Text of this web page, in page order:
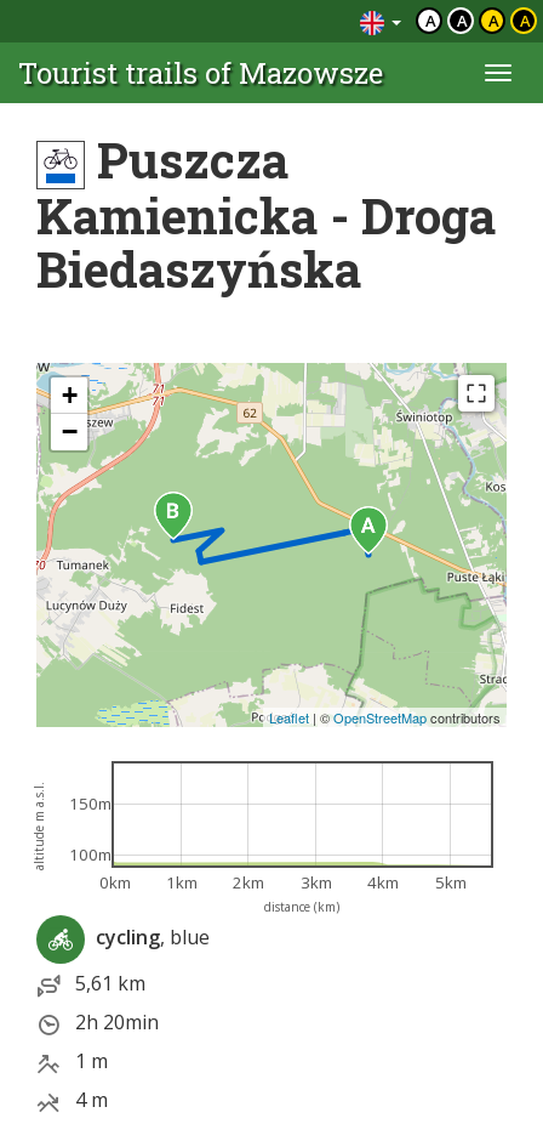
A A A A
Tourist trails of Mazowsze
Puszcza
Kamienicka - Droga
Biedaszyńska
+
−
Leaflet | ©OpenStreetMapcontributors
distance (km)
altitude m a.s.l.
0km 1km 2km 3km 4km 5km
100m
150m
cycling, blue
5,61 km
2h 20min
1 m
4 m